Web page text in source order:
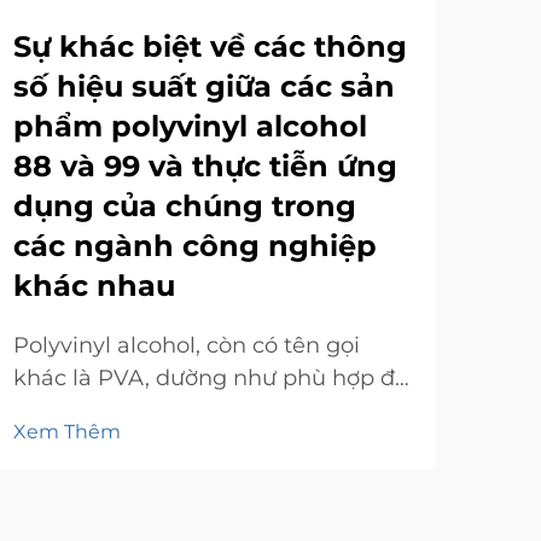
Sự khác biệt về các thông
số hiệu suất giữa các sản
phẩm polyvinyl alcohol
88 và 99 và thực tiễn ứng
dụng của chúng trong
các ngành công nghiệp
khác nhau
Polyvinyl alcohol, còn có tên gọi
khác là PVA, dường như phù hợp để
nghiệp nhờ vào những đặc tính độc
Xem Thêm